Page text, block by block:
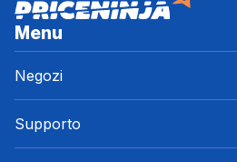
Menu
Negozi
Supporto